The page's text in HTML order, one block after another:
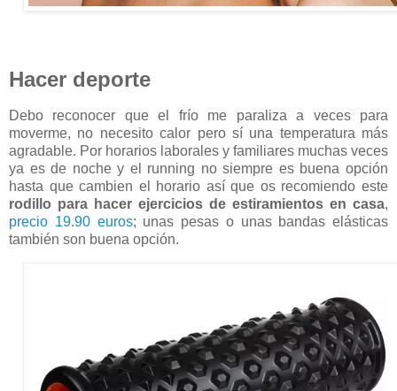
Hacer deporte
Debo reconocer que el frío me paraliza a veces para
moverme, no necesito calor pero sí una temperatura más
agradable. Por horarios laborales y familiares muchas veces
ya es de noche y el running no siempre es buena opción
hasta que cambien el horario así que os recomiendo este
rodillo para hacer ejercicios de estiramientos en casa,
precio 19.90 euros; unas pesas o unas bandas elásticas
también son buena opción.